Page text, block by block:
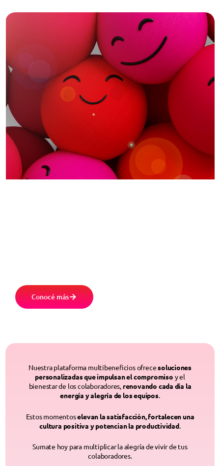
Conocé más
Nuestra plataforma multibeneficios ofrecesoluciones
personalizadas que impulsan el compromiso y el
bienestar de los colaboradores, renovando cada día la
energía y alegría de los equipos.
Estos momentoselevan la satisfacción, fortalecen una
cultura positiva y potencian la productividad.
Sumate hoy para multiplicar la alegría de vivir de tus
colaboradores.